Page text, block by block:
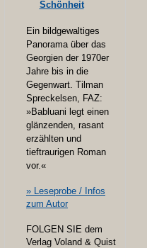
Ein bildgewaltiges
Panorama über das
Georgien der 1970er
Jahre bis in die
Gegenwart. Tilman
Spreckelsen, FAZ:
»Babluani legt einen
glänzenden, rasant
erzählten und
tieftraurigen Roman
vor.«
» Leseprobe / Infos
zum Autor
FOLGEN SIE dem
Verlag Voland & Quist